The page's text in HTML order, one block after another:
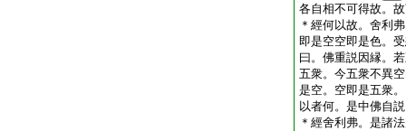
各自相不可得故。
＊ 經何以故。舍利
即是空空即是色。
曰。佛重説因縁。
五衆。今五衆不異
是空。空即是五衆
以者何。是中佛自
＊ 經舍利弗。是諸